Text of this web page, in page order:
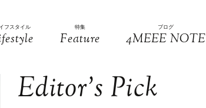
フスタイル 特集
Feature
ブログ
4MEEE NOTE
Editor’s Pick